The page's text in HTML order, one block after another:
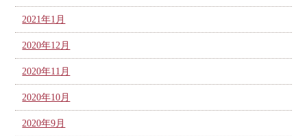
2021年1月
2020年12月
2020年11月
2020年10月
2020年9月